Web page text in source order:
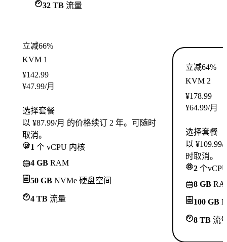
32 TB 流量
立减66%
KVM 1
¥142.99
¥47.99/月
选择套餐
以 ¥87.99/月 的价格续订 2 年。可随时
取消。
1 个 vCPU 内核
4 GB RAM
50 GB NVMe 硬盘空间
4 TB 流量
立减64%
KVM 2
¥178.99
¥64.99/月
选择套餐
以
时取消。
2 个
8 GB
100 GB
8 TB 流